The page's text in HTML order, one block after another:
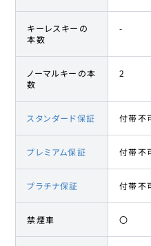
キーレスキーの
本数
-
ノーマルキーの本
数
2
スタンダード保証 付帯不
プレミアム保証 付帯不
プラチナ保証 付帯不
禁煙車 〇